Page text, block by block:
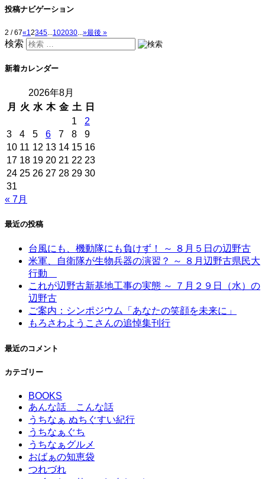
投稿ナビゲーション
2 / 67«1 2345 102030 »最後 »
検索
新着カレンダー
2026年8月
月
火 水 木 金 土
日
1
2
3
4 5 6 7 8
9
10 11 12 13 14 15 16
17 18 19 20 21 22 23
24 25 26 27 28 29 30
31
« 7月
最近の投稿
台風にも、機動隊にも負けず！ ～ ８月５日の辺野古
米軍、自衛隊が生物兵器の演習？ ～ ８月辺野古県民大
行動
これが辺野古新基地工事の実態 ～ ７月２９日（水）の
辺野古
ご案内：シンポジウム「あなたの笑顔を未来に」
もろさわようこさんの追悼集刊行
最近のコメント
カテゴリー
BOOKS
あんな話 こんな話
うちなぁ ぬちぐすい紀行
うちなぁぐち
うちなぁグルメ
おばぁの知恵袋
つれづれ